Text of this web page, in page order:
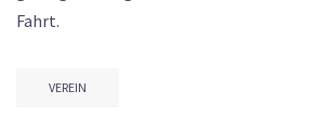
Fahrt.
VEREIN